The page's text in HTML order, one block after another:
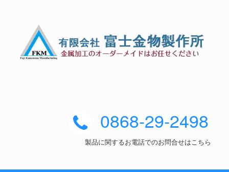
0868-29-2498
製品に関するお電話でのお問合せはこちら